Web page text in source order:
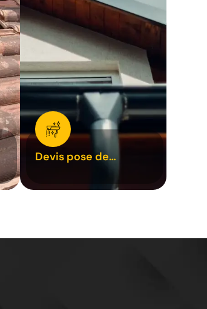
Devis pose de